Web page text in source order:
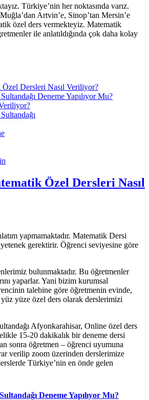
Türkiye’nin her noktasında varız.
Artvin’e, Sinop’tan Mersin’e
özel ders vermekteyiz. Matematik
ile anlatıldığında çok daha kolay
Özel Dersleri Nasıl Veriliyor?
Deneme Yapılıyor Mu?
Özel Dersleri Nasıl
yapmamaktadır. Matematik Dersi
gerektirir. Öğrenci seviyesine göre
bulunmaktadır. Bu öğretmenler
yaparlar. Yani bizim kurumsal
talebine göre öğretmenin evinde,
yüze özel ders olarak derslerimizi
Afyonkarahisar, Online özel ders
15-20 dakikalık bir deneme dersi
sonra öğretmen – öğrenci uyumuna
verilip zoom üzerinden derslerimize
Türkiye’nin en önde gelen
Deneme Yapılıyor Mu?